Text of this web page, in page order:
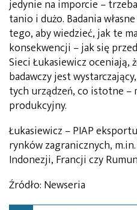
jedynie na imporcie –
tanio i dużo. Badania
tego, aby wiedzieć, jak te
konsekwencji – jak się
Sieci Łukasiewicz oceniają,
badawczy jest
tych urządzeń, co istotne –
produkcyjny.
Łukasiewicz – PIAP
rynków zagranicznych,
Indonezji, Francji czy
Źródło: Newseria